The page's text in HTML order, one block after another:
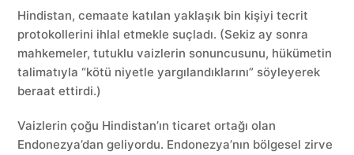
Hindistan, cemaate katılan yaklaşık bin kişiyi tecrit
protokollerini ihlal etmekle suçladı. (Sekiz ay sonra
mahkemeler, tutuklu vaizlerin sonuncusunu, hükümetin
talimatıyla “kötü niyetle yargılandıklarını” söyleyerek
beraat ettirdi.)
Vaizlerin çoğu Hindistan’ın ticaret ortağı olan
Endonezya’dan geliyordu. Endonezya’nın bölgesel zirve